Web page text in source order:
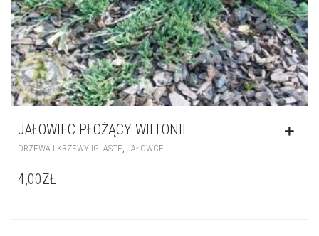
JAŁOWIEC PŁOŻĄCY WILTONII
DRZEWA I KRZEWY IGLASTE JAŁOWCE
4,00ZŁ